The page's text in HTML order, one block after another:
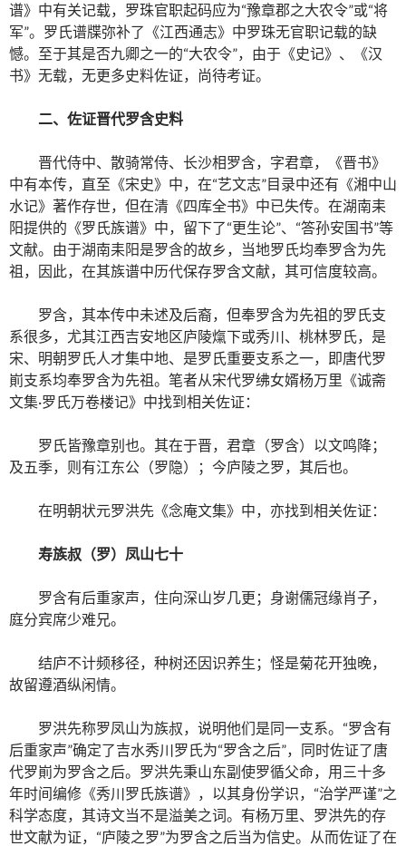
谱》中有关记载，罗珠官职起码应为“豫章郡之大农令”或“将
军”。罗氏谱牒弥补了《江西通志》中罗珠无官职记载的缺
憾。至于其是否九卿之一的“大农令”，由于《史记》、《汉
书》无载，无更多史料佐证，尚待考证。
二、佐证晋代罗含史料
晋代侍中、散骑常侍、长沙相罗含，字君章，《晋书》
中有本传，直至《宋史》中，在“艺文志”目录中还有《湘中山
水记》著作存世，但在清《四库全书》中已失传。在湖南耒
阳提供的《罗氏族谱》中，留下了“更生论”、“答孙安国书”等
文献。由于湖南耒阳是罗含的故乡，当地罗氏均奉罗含为先
祖，因此，在其族谱中历代保存罗含文献，其可信度较高。
罗含，其本传中未述及后裔，但奉罗含为先祖的罗氏支
系很多，尤其江西吉安地区庐陵熂下或秀川、桃林罗氏，是
宋、明朝罗氏人才集中地、是罗氏重要支系之一，即唐代罗
崱支系均奉罗含为先祖。笔者从宋代罗绋女婿杨万里《诚斋
文集·罗氏万卷楼记》中找到相关佐证：
罗氏皆豫章别也。其在于晋，君章（罗含）以文鸣降；
及五季，则有江东公（罗隐）；今庐陵之罗，其后也。
在明朝状元罗洪先《念庵文集》中，亦找到相关佐证：
寿族叔（罗）凤山七十
罗含有后重家声，住向深山岁几更；身谢儒冠缘肖子，
庭分宾席少难兄。
结庐不计频移径，种树还因识养生；怪是菊花开独晚，
故留遵酒纵闲情。
罗洪先称罗凤山为族叔，说明他们是同一支系。“罗含有
后重家声”确定了吉水秀川罗氏为“罗含之后”，同时佐证了唐
代罗崱为罗含之后。罗洪先秉山东副使罗循父命，用三十多
年时间编修《秀川罗氏族谱》，以其身份学识，“治学严谨”之
科学态度，其诗文当不是溢美之词。有杨万里、罗洪先的存
世文献为证，“庐陵之罗”为罗含之后当为信史。从而佐证了在